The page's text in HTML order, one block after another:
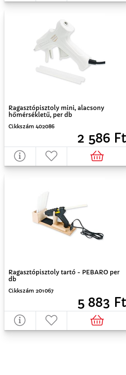
Ragasztópisztoly mini, alacsony
hőmérsékletű, per db
Cikkszám 402086
2 586 Ft
Ragasztópisztoly tartó - PEBARO per
db
Cikkszám 201067
5 883 Ft